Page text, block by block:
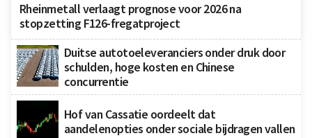
Rheinmetall verlaagt prognose voor 2026 na
stopzetting F126-fregatproject
Duitse autotoeleveranciers onder druk door
schulden, hoge kosten en Chinese
concurrentie
Hof van Cassatie oordeelt dat
aandelenopties onder sociale bijdragen vallen